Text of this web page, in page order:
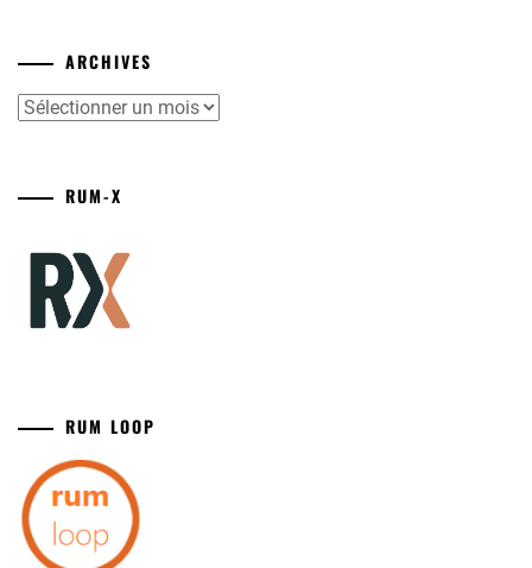
ARCHIVES
Archives
RUM-X
RUM LOOP